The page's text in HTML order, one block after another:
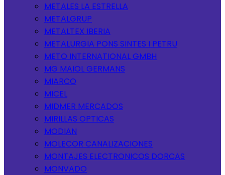
METALES LA ESTRELLA
METALGRUP
METALTEX IBERIA
METALURGIA PONS SINTES I PETRU
METO INTERNATIONAL GMBH
MG MAIOL GERMANS
MIARCO
MICEL
MIDMER MERCADOS
MIRILLAS OPTICAS
MODIAN
MOLECOR CANALIZACIONES
MONTAJES ELECTRONICOS DORCAS
MONVADO